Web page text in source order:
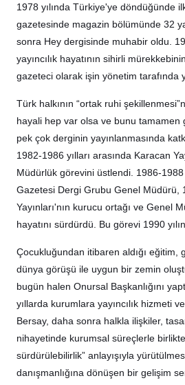
1978 yılında Türkiye'ye döndüğünde
gazetesinde magazin bölümünde 32
sonra Hey dergisinde muhabir oldu.
yayıncılık hayatının sihirli
gazeteci olarak işin yönetim tarafında
Türk halkının “ortak ruhi
hayali hep var olsa ve bunu tamamen
pek çok derginin yayınlanmasında
1982-1986 yılları arasında Karacan
Müdürlük görevini üstlendi. 1986-1988
Gazetesi Dergi Grubu Genel Müdürü,
Yayınları'nın kurucu ortağı ve Genel
hayatını sürdürdü. Bu görevi 1990
Çocukluğundan itibaren aldığı eğitim,
dünya görüşü ile uygun bir zemin
bugün halen Onursal Başkanlığını
yıllarda kurumlara yayıncılık hizmeti
Bersay, daha sonra halkla ilişkiler,
nihayetinde kurumsal süreçlerle
sürdürülebilirlik” anlayışıyla
danışmanlığına dönüşen bir gelişim